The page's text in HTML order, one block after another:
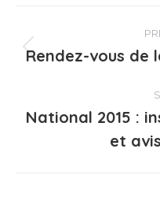
Navigation
article
Rendez-vous de
National 2015 :
et